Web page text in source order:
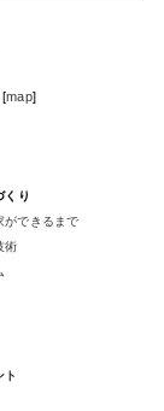
[map]
くり
ができるまで
術
ト